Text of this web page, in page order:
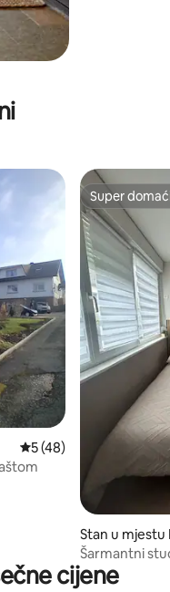
prosječna ocjena 5 od
5 (48)
Super
Super
Stan u
Šarmantni
cijene